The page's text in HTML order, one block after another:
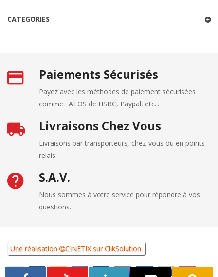
CATEGORIES
Paiements Sécurisés
Payez avec les méthodes de paiement sécurisées
comme : ATOS de HSBC, Paypal, etc... .
Livraisons Chez Vous
Livraisons par transporteurs, chez-vous ou en points
relais.
S.A.V.
Nous sommes à votre service pour répondre à vos
questions.
Une réalisation CINETIX surClikSolution.